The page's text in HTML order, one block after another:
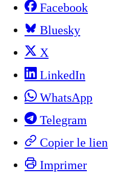
Facebook
Bluesky
X
LinkedIn
WhatsApp
Telegram
Copier le lien
Imprimer